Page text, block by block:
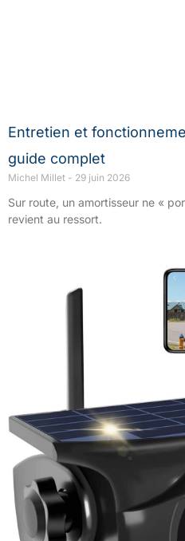
Entretien et
guide complet
Michel Millet 29 juin 2026
Sur route, un amortisseur ne «
revient au ressort.